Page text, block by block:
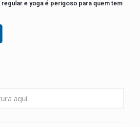
e yoga é perigoso para quem tem